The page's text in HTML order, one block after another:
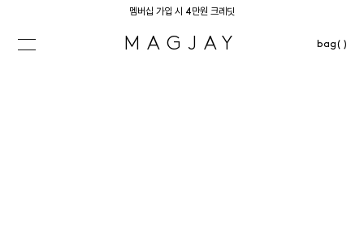
멤버십 가입 시 4만원 크레딧
MAGJAY bag( )